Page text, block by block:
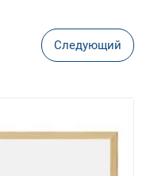
Следующий